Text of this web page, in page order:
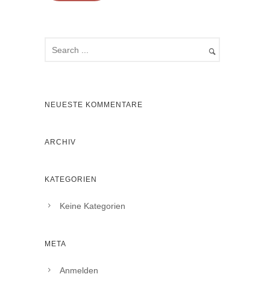
NEUESTE KOMMENTARE
ARCHIV
KATEGORIEN
Keine Kategorien
META
Anmelden